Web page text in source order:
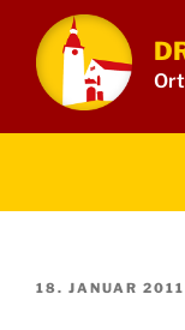
Inhalt
springen
18. JANUAR 2011